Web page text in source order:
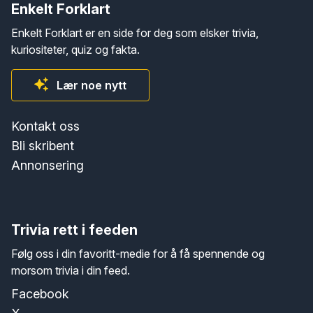
Enkelt Forklart
Enkelt Forklart er en side for deg som elsker trivia,
kuriositeter, quiz og fakta.
Lær noe nytt
Kontakt oss
Bli skribent
Annonsering
Trivia rett i feeden
Følg oss i din favoritt-medie for å få spennende og
morsom trivia i din feed.
Facebook